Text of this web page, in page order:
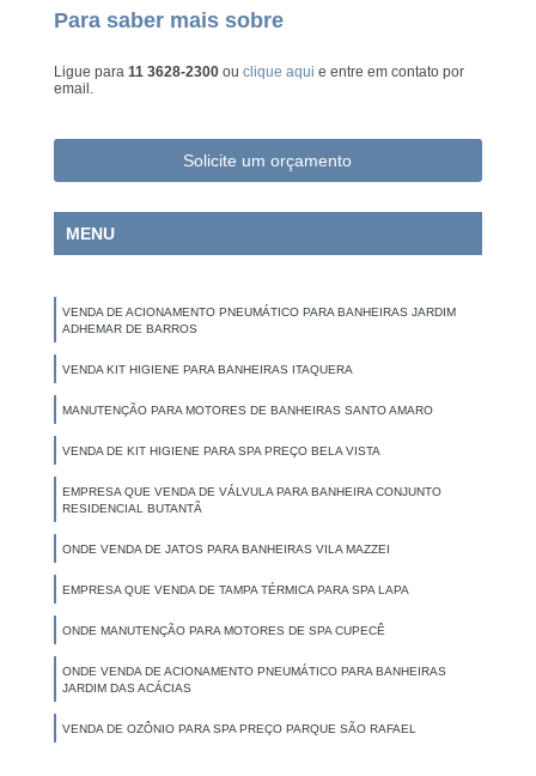
Para saber mais sobre
Ligue para 11 3628-2300ou clique aqui e entre em contato por
email.
Solicite um orçamento
MENU
VENDA DE ACIONAMENTO PNEUMÁTICO PARA BANHEIRAS JARDIM
ADHEMAR DE BARROS
VENDA KIT HIGIENE PARA BANHEIRAS ITAQUERA
MANUTENÇÃO PARA MOTORES DE BANHEIRAS SANTO AMARO
VENDA DE KIT HIGIENE PARA SPA PREÇO BELA VISTA
EMPRESA QUE VENDA DE VÁLVULA PARA BANHEIRA CONJUNTO
RESIDENCIAL BUTANTÃ
ONDE VENDA DE JATOS PARA BANHEIRAS VILA MAZZEI
EMPRESA QUE VENDA DE TAMPA TÉRMICA PARA SPA LAPA
ONDE MANUTENÇÃO PARA MOTORES DE SPA CUPECÊ
ONDE VENDA DE ACIONAMENTO PNEUMÁTICO PARA BANHEIRAS
JARDIM DAS ACÁCIAS
VENDA DE OZÔNIO PARA SPA PREÇO PARQUE SÃO RAFAEL